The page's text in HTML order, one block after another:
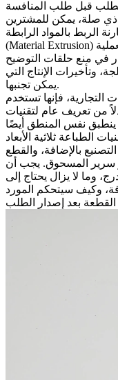
قبل طلب المنافسة
صلة، يمكن للمشترين
(Material Extrusion)
في منع حلقات التوضيح
وتأخيرات الإنتاج التي
يمكن تجنبها.
فإنها تستخدم
من تعريف عام لتقنيات
ينطبق نفس المنطق أيضًا
ثلاثية الأبعاد
بالإضافة، والقطع
سرير المسحوق. يجب أن
وما لا يزال يحتاج إلى
وكيف سيتحكم المورد